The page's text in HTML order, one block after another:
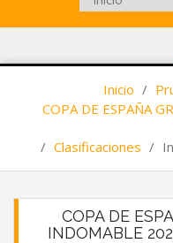
Inicio /
COPA DE ESPAÑA
/ Clasificaciones /
COPA DE
INDOMABLE